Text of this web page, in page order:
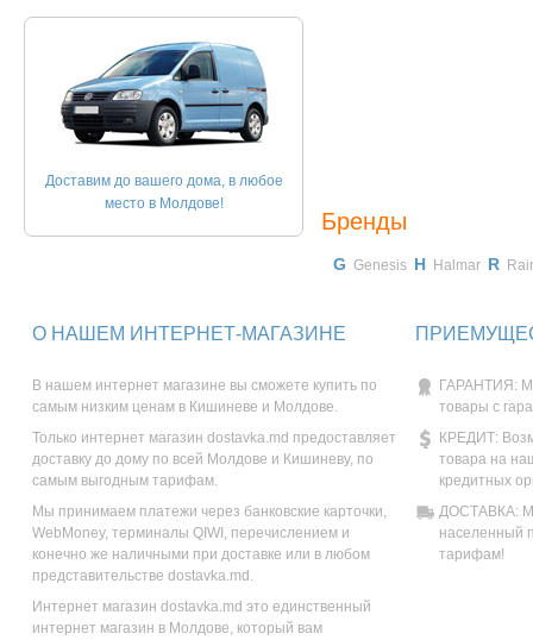
Доставим до вашего дома, в любое
место в Молдове!
Бренды
G Genesis H Halmar R
О НАШЕМ ИНТЕРНЕТ-МАГАЗИНЕ
В нашем интернет магазине вы сможете купить по
самым низким ценам в Кишиневе и Молдове.
Только интернет магазин dostavka.md предоставляет
доставку до дому по всей Молдове и Кишиневу, по
самым выгодным тарифам.
Мы принимаем платежи через банковские карточки,
WebMoney, терминалы QIWI, перечислением и
конечно же наличными при доставке или в любом
представительстве dostavka.md.
Интернет магазин dostavka.md это единственный
интернет магазин в Молдове, который вам
ГАРАНТИЯ:
товары с
КРЕДИТ:
товара на
кредитных
ДОСТАВКА:
населенный
тарифам!